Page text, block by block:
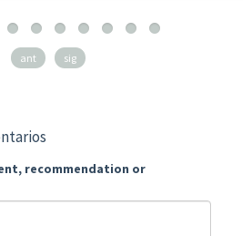
ant sig
recommendation or